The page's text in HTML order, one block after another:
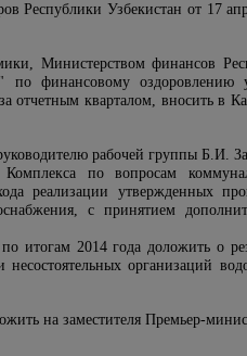
Республики Узбекистан от 17
Министерством финансов
финансовому оздоровлению
отчетным кварталом, вносить в
рабочей группы Б.И.
Комплекса по вопросам
реализации утвержденных
с принятием
итогам 2014 года доложить о
организаций
на заместителя Премьер-